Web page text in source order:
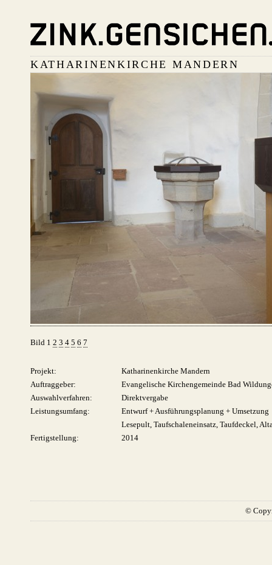
KATHARINENKIRCHE MANDERN
Bild 1 2 3 4 5 6 7
Projekt:
Katharinenkirche Mandern
Auftraggeber:
Evangelische Kirchengemeinde Bad
Auswahlverfahren:
Direktvergabe
Leistungsumfang:
Entwurf + Ausführungsplanung + Umsetzung
Lesepult, Taufschaleneinsatz, Taufdeckel,
Fertigstellung:
2014
©